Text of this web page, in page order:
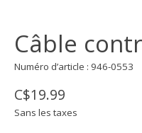
Câble
Numéro d’article : 946-0553
C$19.99
Sans les taxes